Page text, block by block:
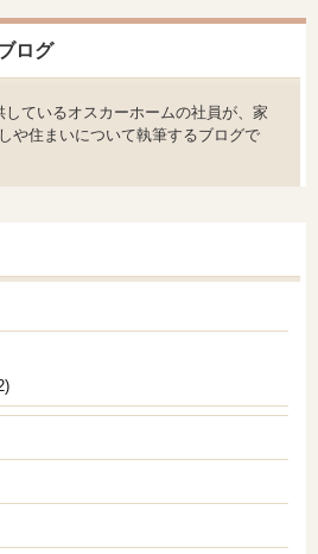
ログ
ているオスカーホームの社員が、家
や住まいについて執筆するブログで